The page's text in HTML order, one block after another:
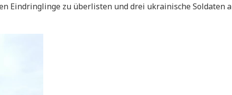
Eindringlinge zu überlisten und drei ukrainische Soldaten